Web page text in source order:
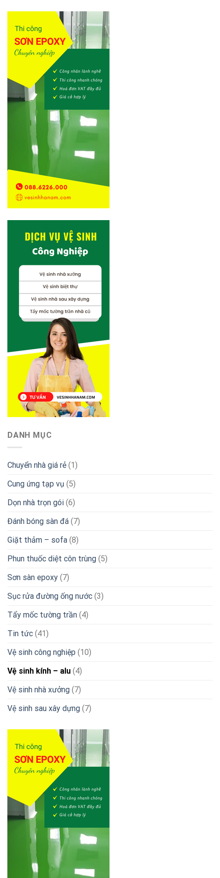
DANH MỤC
Chuyển nhà giá rẻ (1)
Cung ứng tạp vụ (5)
Dọn nhà trọn gói (6)
Đánh bóng sàn đá (7)
Giặt thảm – sofa (8)
Phun thuốc diệt côn trùng (5)
Sơn sàn epoxy (7)
Sục rửa đường ống nước (3)
Tẩy mốc tường trần (4)
Tin tức (41)
Vệ sinh công nghiệp (10)
Vệ sinh kính – alu (4)
Vệ sinh nhà xưởng (7)
Vệ sinh sau xây dựng (7)